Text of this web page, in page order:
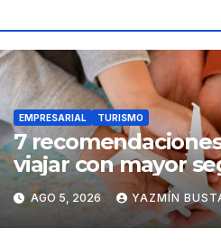
EMPRESARIAL TURISMO
7
viajar con mayor
dentro y fuera del
AGO 5, 2026 YAZMÍN